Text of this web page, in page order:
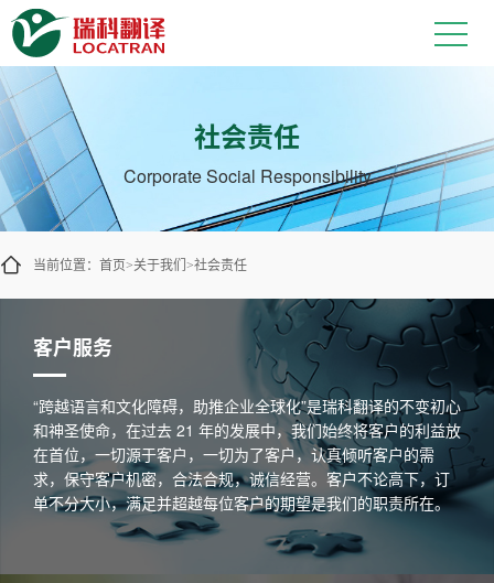
社会责任
Corporate Social Responsibility
当前位置： 首页>关于我们>社会责任
客户服务
“跨越语言和文化障碍，助推企业全球化”是瑞科翻译的不变初心
和神圣使命，在过去 21 年的发展中，我们始终将客户的利益放
在首位，一切源于客户，一切为了客户，认真倾听客户的需
求，保守客户机密，合法合规，诚信经营。客户不论高下，订
单不分大小，满足并超越每位客户的期望是我们的职责所在。